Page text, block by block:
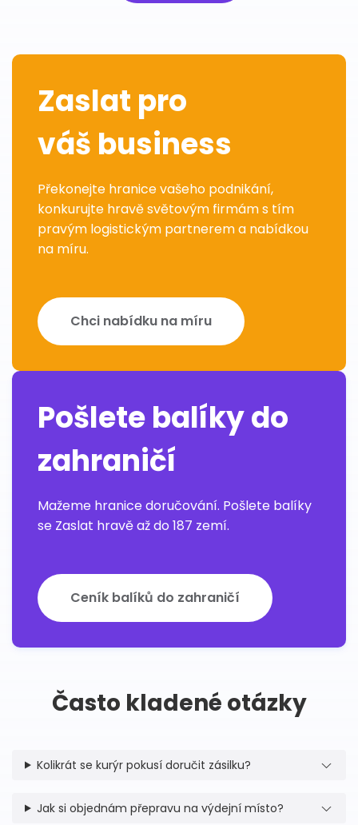
Zaslat pro
váš business
Překonejte hranice vašeho podnikání,
konkurujte hravě světovým firmám s tím
pravým logistickým partnerem a nabídkou
na míru.
Chci nabídku na míru
Pošlete balíky do
zahraničí
Mažeme hranice doručování. Pošlete balíky
se Zaslat hravě až do 187 zemí.
Ceník balíků do zahraničí
Často kladené otázky
Kolikrát se kurýr pokusí doručit zásilku?
Jak si objednám přepravu na výdejní místo?